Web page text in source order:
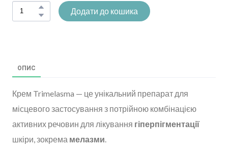
Додати до кошика
ОПИС
Крем Trimelasma — це унікальний препарат для
місцевого застосування з потрійною комбінацією
активних речовин для лікування гіперпігментації
шкіри, зокрема мелазми